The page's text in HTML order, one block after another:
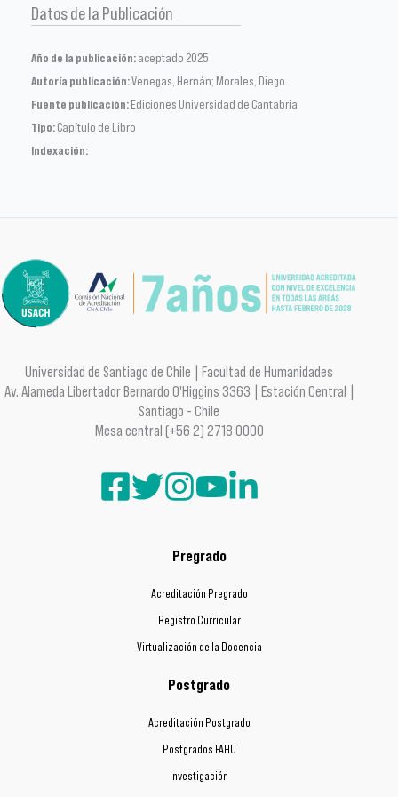
Datos de la Publicación
Año de la publicación:aceptado 2025
Autoría publicación:Venegas, Hernán; Morales, Diego.
Fuente publicación:Ediciones Universidad de Cantabria
Tipo:Capítulo de Libro
Indexación:
Universidad de Santiago de Chile | Facultad de Humanidades
Av. Alameda Libertador Bernardo O'Higgins 3363 | Estación Central |
Santiago - Chile
Mesa central (+56 2) 2718 0000
Pregrado
Acreditación Pregrado
Registro Curricular
Virtualización de la Docencia
Postgrado
Acreditación Postgrado
Postgrados FAHU
Investigación